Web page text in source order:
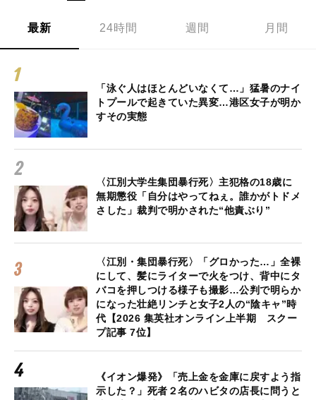
最新 24時間 週間 月間
「泳ぐ人はほとんどいなくて…」猛暑のナイ
トプールで起きていた異変…港区女子が明か
すその実態
〈江別大学生集団暴行死〉主犯格の18歳に
無期懲役「自分はやってねぇ。誰かがトドメ
さした」裁判で明かされた“他責ぶり”
〈江別・集団暴行死〉「グロかった…」全裸
にして、髪にライターで火をつけ、背中にタ
バコを押しつける様子も撮影…公判で明らか
になった壮絶リンチと女子2人の“陰キャ”時
代【2026 集英社オンライン上半期 スクー
プ記事 7位】
《イオン爆発》「売上金を金庫に戻すよう指
示した？」死者２名のハビタの店長に問うと